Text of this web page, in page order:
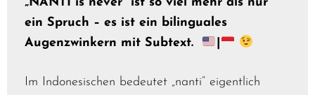
ein Spruch – es ist ein bilinguales
Augenzwinkern mit Subtext.
Im Indonesischen bedeutet „nanti“ eigentlich